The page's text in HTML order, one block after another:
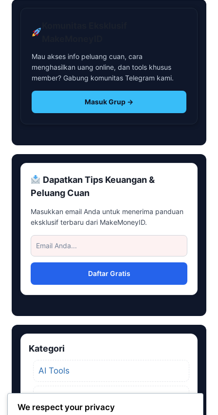
Mau akses info peluang cuan, cara
menghasilkan uang online, dan tools khusus
member? Gabung komunitas Telegram kami.
Masuk Grup →
Dapatkan Tips Keuangan &
Peluang Cuan
Masukkan email Anda untuk menerima panduan
eksklusif terbaru dari MakeMoneyID.
Daftar Gratis
Kategori
AI Tools
Aplikasi Penghasil Uang
We respect your privacy